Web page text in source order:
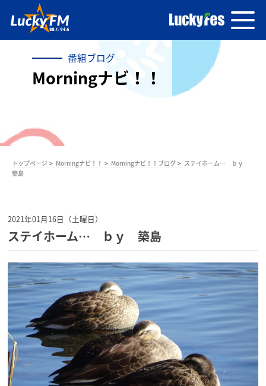
番組ブログ
Morningナビ！！
トップページ Morningナビ！！ Morningナビ！！ブログ
ステイホーム… ｂｙ
築島
2021年01月16日（土曜日）
ステイホーム… ｂｙ 築島